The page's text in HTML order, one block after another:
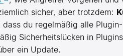
sicher, aber trotzdem:
dass du regelmäßig alle
Sicherheitslücken in
ein Update.